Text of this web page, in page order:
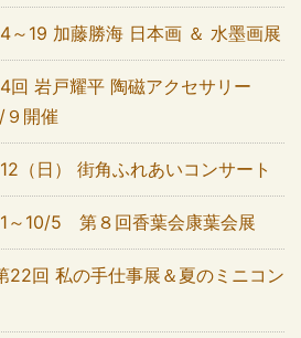
～19 加藤勝海 日本画 ＆ 水墨画展
回 岩戸耀平 陶磁アクセサリー
開催
（日） 街角ふれあいコンサート
1～10/5 第８回香葉会康葉会展
22回 私の手仕事展＆夏のミニコン